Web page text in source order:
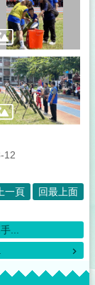
12
一頁 回最上面
...